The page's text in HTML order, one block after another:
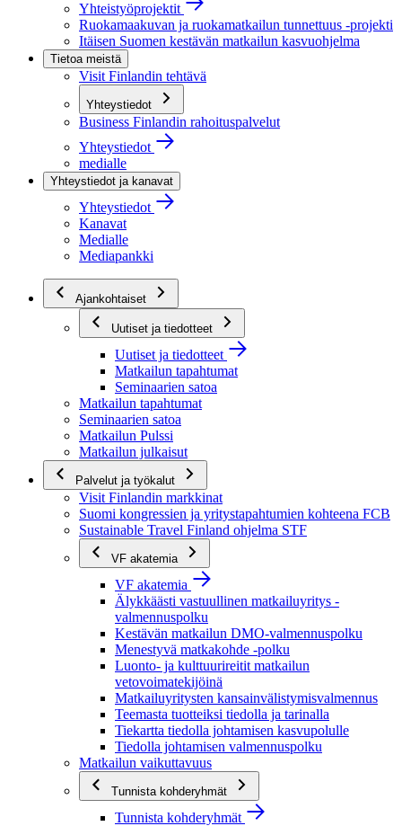
Yhteistyöprojektit
Ruokamaakuvan ja ruokamatkailun tunnettuus -projekti
Itäisen Suomen kestävän matkailun kasvuohjelma
Tietoa meistä
Visit Finlandin tehtävä
Yhteystiedot
Business Finlandin rahoituspalvelut
Yhteystiedot
medialle
Yhteystiedot ja kanavat
Yhteystiedot
Kanavat
Medialle
Mediapankki
Ajankohtaiset
Uutiset ja tiedotteet
Uutiset ja tiedotteet
Matkailun tapahtumat
Seminaarien satoa
Matkailun tapahtumat
Seminaarien satoa
Matkailun Pulssi
Matkailun julkaisut
Palvelut ja työkalut
Visit Finlandin markkinat
Suomi kongressien ja yritystapahtumien kohteena FCB
Sustainable Travel Finland ohjelma STF
VF akatemia
VF akatemia
Älykkäästi vastuullinen matkailuyritys -
valmennuspolku
Kestävän matkailun DMO-valmennuspolku
Menestyvä matkakohde -polku
Luonto- ja kulttuurireitit matkailun
vetovoimatekijöinä
Matkailuyritysten kansainvälistymisvalmennus
Teemasta tuotteiksi tiedolla ja tarinalla
Tiekartta tiedolla johtamisen kasvupolulle
Tiedolla johtamisen valmennuspolku
Matkailun vaikuttavuus
Tunnista kohderyhmät
Tunnista kohderyhmät